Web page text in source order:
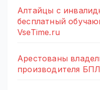
Алтайцы с
бесплатный
VseTime.ru
Арестованы
производителя